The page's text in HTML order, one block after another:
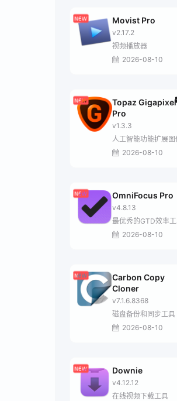
Movist Pro
v2.17.2
视频播放器
2026-08-10
Topaz Gigapixel
Pro
v1.3.3
人工智能功能扩展图
2026-08-10
OmniFocus Pro
v4.8.13
最优秀的GTD效率
2026-08-10
Carbon Copy
Cloner
v7.1.6.8368
磁盘备份和同步工具
2026-08-10
Downie
v4.12.12
在线视频下载工具